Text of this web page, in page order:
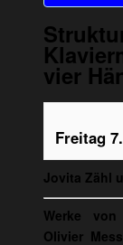
vier
Freitag
Jovita Zähl
Werke
Olivier